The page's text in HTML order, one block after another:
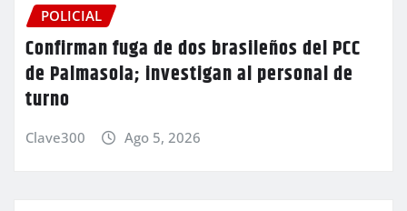
POLICIAL
Confirman fuga de dos brasileños del PCC
de Palmasola; investigan al personal de
turno
Clave300 Ago 5, 2026